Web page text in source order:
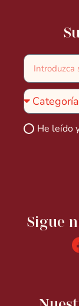
He leído
Sigue